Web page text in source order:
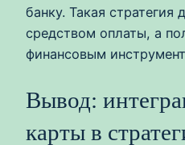
банку. Такая стратегия
средством оплаты, а
финансовым
Вывод:
карты в